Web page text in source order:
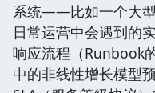
系统——比如一个大
日常运营中会遇到的
响应流程（Runbook
中的非线性增长模型